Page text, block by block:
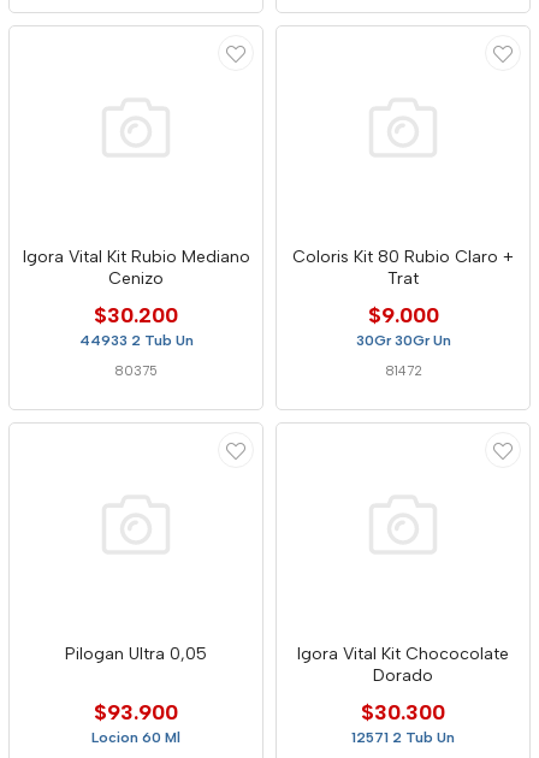
Igora Vital Kit Rubio Mediano
Cenizo
$30.200
44933 2 Tub Un
80375
Coloris Kit 80 Rubio Claro +
Trat
$9.000
30Gr 30Gr Un
81472
Pilogan Ultra 0,05
$93.900
Locion 60 Ml
Igora Vital Kit Chococolate
Dorado
$30.300
12571 2 Tub Un